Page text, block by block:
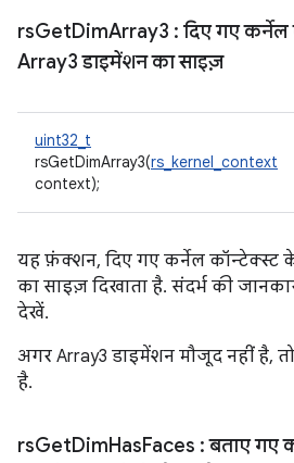
rsGetDimArray3 : दिए गए
Array3 डाइमेंशन का साइज़
uint32_t
rsGetDimArray3(rs_kernel_context
context);
यह फ़ंक्शन, दिए गए कर्नेल कॉन्टेक्स्ट
का साइज़ दिखाता है. संदर्भ की
देखें.
अगर Array3 डाइमेंशन मौजूद नहीं है,
है.
rsGetDimHasFaces : बताए गए